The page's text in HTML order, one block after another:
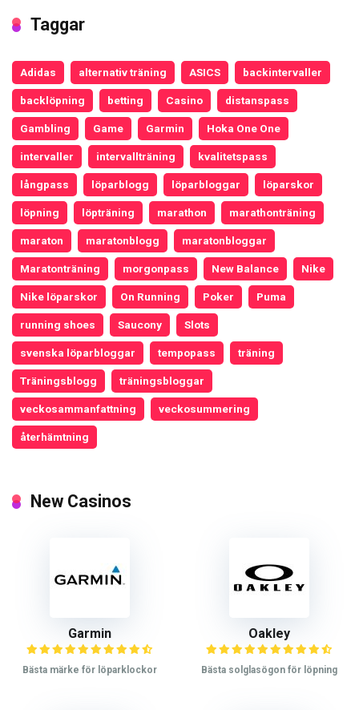
Taggar
Adidas alternativ träning ASICS backintervaller
backlöpning betting Casino distanspass
Gambling Game Garmin Hoka One One
intervaller intervallträning kvalitetspass
långpass löparblogg löparbloggar löparskor
löpning löpträning marathon marathonträning
maraton maratonblogg maratonbloggar
Maratonträning morgonpass New Balance Nike
Nike löparskor On Running Poker Puma
running shoes Saucony Slots
svenska löparbloggar tempopass träning
Träningsblogg träningsbloggar
veckosammanfattning veckosummering
återhämtning
New Casinos
Garmin
Bästa märke för löparklockor
Oakley
Bästa solglasögon för löpning